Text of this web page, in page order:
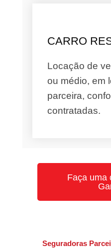
CARRO
Locação de
ou médio, em
parceira,
contratadas.
Faça uma
Seguradoras